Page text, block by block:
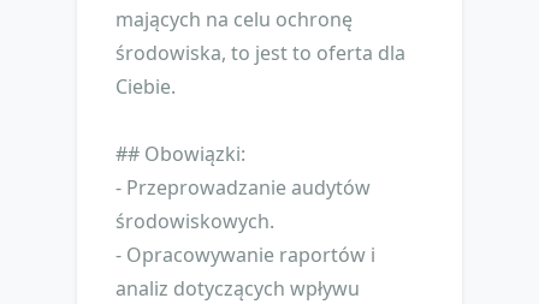
mających na celu ochronę
środowiska, to jest to oferta dla
Ciebie.
## Obowiązki:
- Przeprowadzanie audytów
środowiskowych.
- Opracowywanie raportów i
analiz dotyczących wpływu